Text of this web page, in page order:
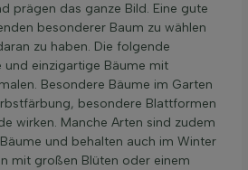
prägen das ganze Bild. Eine gute
besonderer Baum zu wählen
zu haben. Die folgende
einzigartige Bäume mit
Besondere Bäume im Garten
besondere Blattformen
wirken. Manche Arten sind zudem
und behalten auch im Winter
mit großen Blüten oder einem